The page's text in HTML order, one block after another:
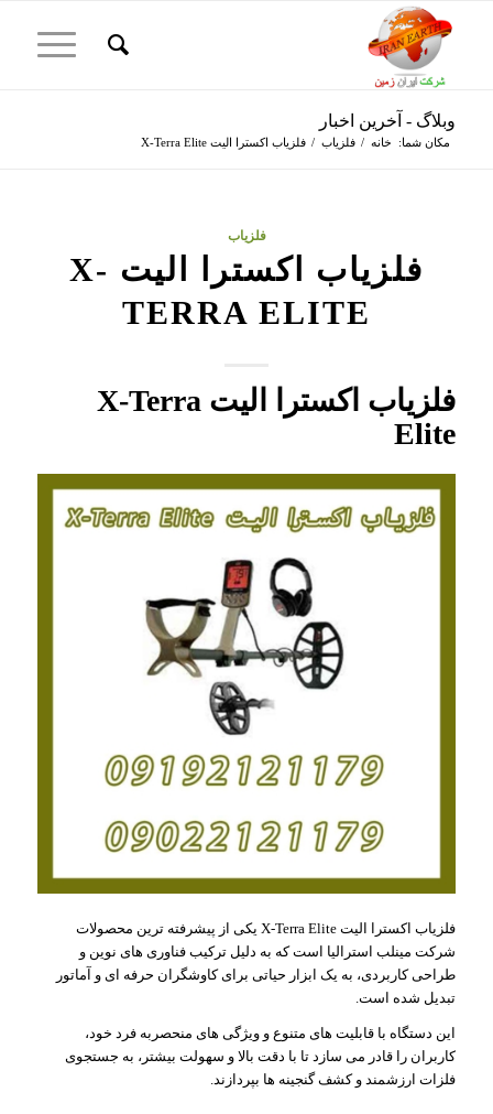
وبلاگ - آخرین اخبار
مکان شما: خانه / فلزیاب / فلزیاب اکسترا الیت X-Terra Elite
فلزیاب
فلزیاب اکسترا الیت X-
TERRA ELITE
فلزیاب اکسترا الیت X-Terra
Elite
فلزیاب اکسترا الیت X-Terra Elite یکی از پیشرفته ترین محصولات
شرکت مینلب استرالیا است که به دلیل ترکیب فناوری های نوین و
طراحی کاربردی، به یک ابزار حیاتی برای کاوشگران حرفه ای و آماتور
تبدیل شده است.
این دستگاه با قابلیت های متنوع و ویژگی های منحصربه فرد خود،
کاربران را قادر می سازد تا با دقت بالا و سهولت بیشتر، به جستجوی
فلزات ارزشمند و کشف گنجینه ها بپردازند.